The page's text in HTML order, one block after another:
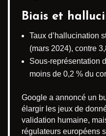
Biais et
Taux d’hallucination
(mars 2024), contre
Sous-représentation
moins de 0,2 % du
Google a annoncé un
élargir les jeux de
validation humaine,
régulateurs européens